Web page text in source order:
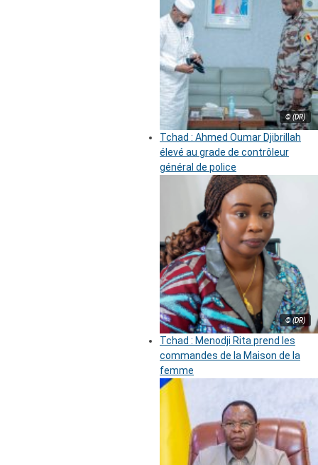
© (DR)
Tchad : Ahmed Oumar Djibrillah
élevé au grade de contrôleur
général de police
© (DR)
Tchad : Menodji Rita prend les
commandes de la Maison de la
femme